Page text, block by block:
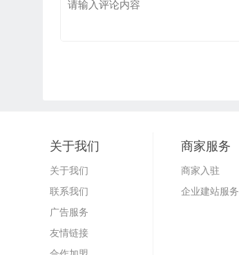
关于我们
关于我们
联系我们
广告服务
友情链接
商家服务
商家入驻
企业建站服务